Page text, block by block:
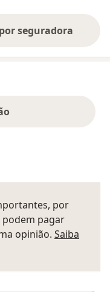
seguradora
por
podem pagar
opinião. Saiba